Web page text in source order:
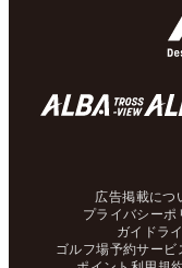
広告掲載につ
プライバシーポ
ガイドラ
ゴルフ場予約サービ